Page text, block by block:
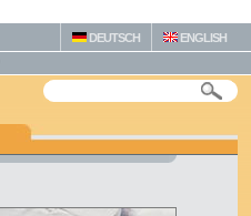
ENGLISH
DEUTSCH